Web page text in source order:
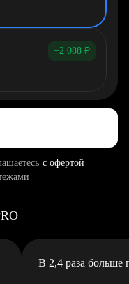
−2 088 ₽
с офертой
В 2,4 раза больше